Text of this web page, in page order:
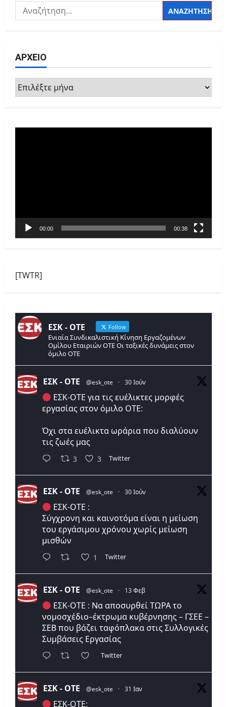
Αναζήτηση
για:
ΑΡΧΕΙΟ
ΑΡΧΕΙΟ
00:00 00:38
[TWTR]
ΕΣΚ - ΟΤΕ Follow
Ενιαία Συνδικαλιστική Κίνηση Εργαζομένων
Ομίλου Εταιριών ΟΤΕ Οι ταξικές δυνάμεις στον
όμιλο ΟΤΕ
ΕΣΚ - ΟΤΕ @esk_ote · 30 Ιούν
ΕΣΚ-ΟΤΕ για τις ευέλικτες μορφές
εργασίας στον όμιλο ΟΤΕ:
Όχι στα ευέλικτα ωράρια που διαλύουν
τις ζωές μας
3 3 Twitter
ΕΣΚ - ΟΤΕ @esk_ote · 30 Ιούν
ΕΣΚ-ΟΤΕ :
Σύγχρονη και καινοτόμα είναι η μείωση
του εργάσιμου χρόνου χωρίς μείωση
μισθών
1 Twitter
ΕΣΚ - ΟΤΕ @esk_ote · 13 Φεβ
ΕΣΚ-ΟΤΕ : Να αποσυρθεί ΤΩΡΑ το
νομοσχέδιο–έκτρωμα κυβέρνησης – ΓΣΕΕ –
ΣΕΒ που βάζει ταφόπλακα στις Συλλογικές
Συμβάσεις Εργασίας
Twitter
ΕΣΚ - ΟΤΕ @esk_ote · 31 Ιαν
ΕΣΚ-ΟΤΕ: